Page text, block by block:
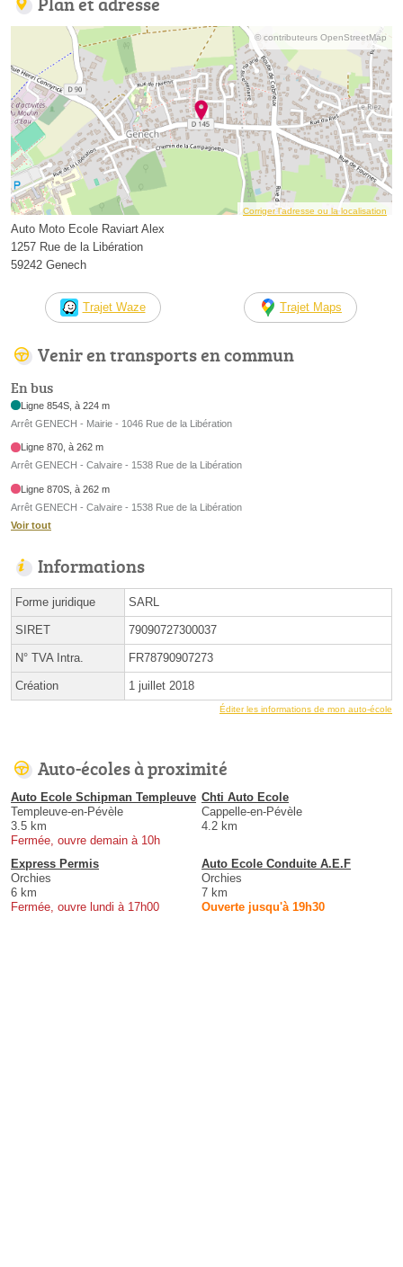
© contributeurs OpenStreetMap
Corriger l’adresse ou la localisation
Auto Moto Ecole Raviart Alex
1257 Rue de la Libération
59242 Genech
Trajet Waze Trajet Maps
Venir en transports en commun
En bus
Ligne 854S, à 224 m
Arrêt GENECH - Mairie - 1046 Rue de la Libération
Ligne 870, à 262 m
Arrêt GENECH - Calvaire - 1538 Rue de la Libération
Ligne 870S, à 262 m
Arrêt GENECH - Calvaire - 1538 Rue de la Libération
Voir tout
Informations
Forme juridique SARL
SIRET 79090727300037
N° TVA Intra. FR78790907273
Création 1 juillet 2018
Éditer les informations de mon auto-école
Auto-écoles à proximité
Auto Ecole Schipman Templeuve
Templeuve-en-Pévèle
3.5 km
Fermée, ouvre demain à 10h
Chti Auto Ecole
Cappelle-en-Pévèle
4.2 km
Express Permis
Orchies
6 km
Fermée, ouvre lundi à 17h00
Auto Ecole Conduite A.E.F
Orchies
7 km
Ouverte jusqu'à 19h30